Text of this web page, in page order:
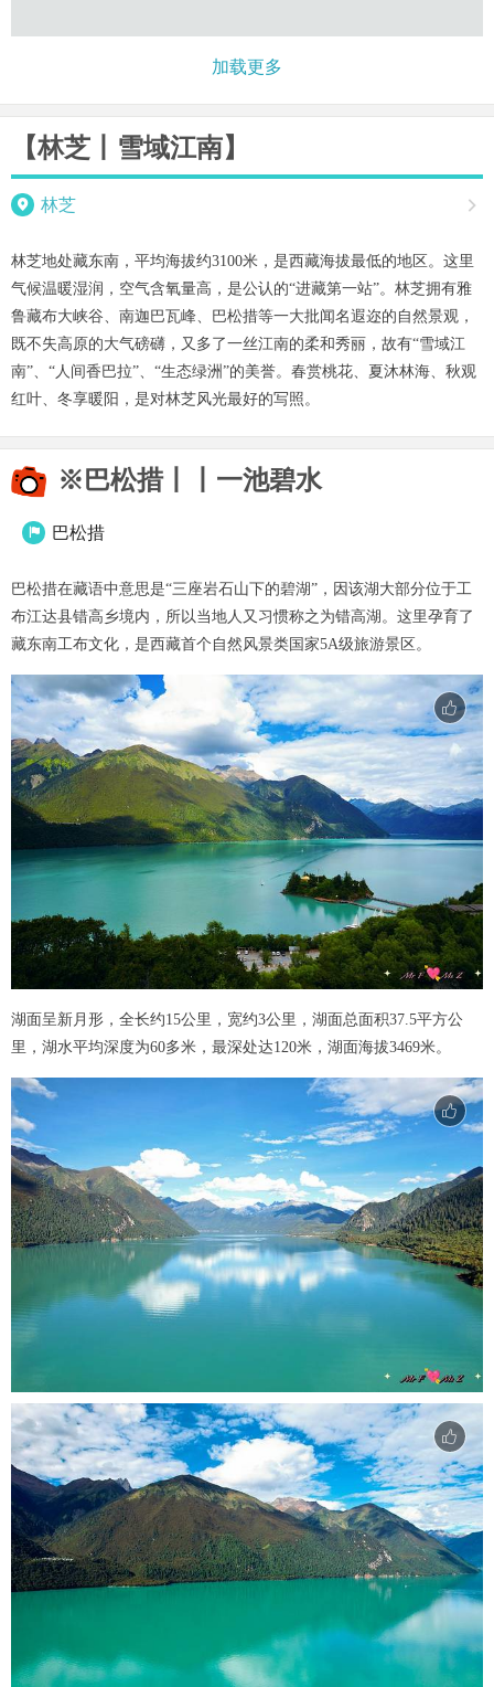
加载更多
【林芝丨雪域江南】
 林芝 
林芝地处藏东南，平均海拔约3100米，是西藏海拔最低的地区。这里
气候温暖湿润，空气含氧量高，是公认的“进藏第一站”。林芝拥有雅
鲁藏布大峡谷、南迦巴瓦峰、巴松措等一大批闻名遐迩的自然景观，
既不失高原的大气磅礴，又多了一丝江南的柔和秀丽，故有“雪域江
南”、“人间香巴拉”、“生态绿洲”的美誉。春赏桃花、夏沐林海、秋观
红叶、冬享暖阳，是对林芝风光最好的写照。
※巴松措丨丨一池碧水
 巴松措
巴松措在藏语中意思是“三座岩石山下的碧湖”，因该湖大部分位于工
布江达县错高乡境内，所以当地人又习惯称之为错高湖。这里孕育了
藏东南工布文化，是西藏首个自然风景类国家5A级旅游景区。
湖面呈新月形，全长约15公里，宽约3公里，湖面总面积37.5平方公
里，湖水平均深度为60多米，最深处达120米，湖面海拔3469米。